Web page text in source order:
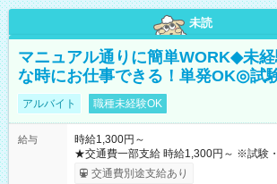
未読
マニュアル通りに簡単WORK◆未
な時にお仕事できる！単発OK◎試
アルバイト 職種未経験OK
給与
時給1,300円～
★交通費一部支給 時給1,300円～ ※試験・役割により手当あり
※勤務回数により昇給あり 【即給（前払
交通費別途支給あり